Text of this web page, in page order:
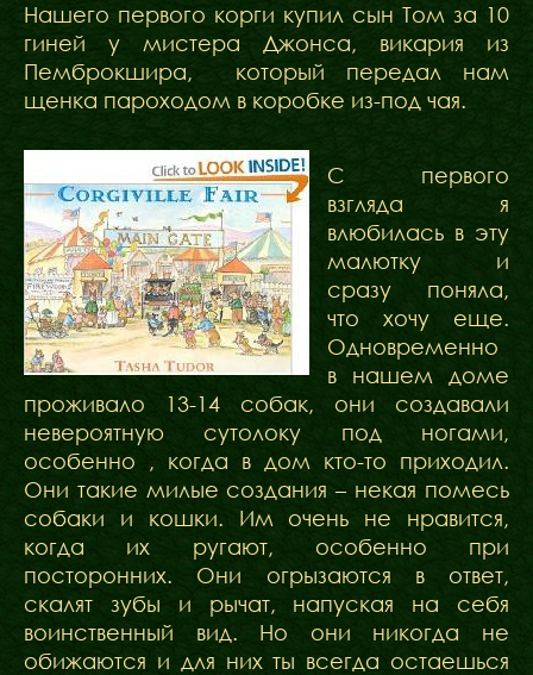
Нашего первого корги купил сын Том за 10
гиней у мистера Джонса, викария из
Пемброкшира, который передал нам
щенка пароходом в коробке из-под чая.
С первого
взгляда я
влюбилась в эту
малютку и
сразу поняла,
что хочу еще.
Одновременно
в нашем доме
проживало 13-14 собак, они создавали
невероятную сутолоку под ногами,
особенно , когда в дом кто-то приходил.
Они такие милые создания – некая помесь
собаки и кошки. Им очень не нравится,
когда их ругают, особенно при
посторонних. Они огрызаются в ответ,
скалят зубы и рычат, напуская на себя
воинственный вид. Но они никогда не
обижаются и для них ты всегда остаешься